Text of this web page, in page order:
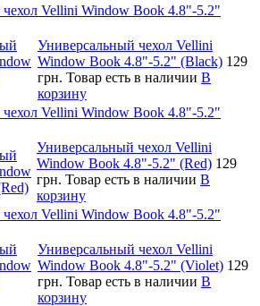
Vellini Window Book 4.8"-5.2"
Универсальный чехол Vellini
Window Book 4.8"-5.2" (Black) 129
грн. Товар есть в наличии В
корзину
Vellini Window Book 4.8"-5.2"
Универсальный чехол Vellini
Window Book 4.8"-5.2" (Red) 129
грн. Товар есть в наличии В
корзину
Vellini Window Book 4.8"-5.2"
Универсальный чехол Vellini
Window Book 4.8"-5.2" (Violet) 129
грн. Товар есть в наличии В
корзину